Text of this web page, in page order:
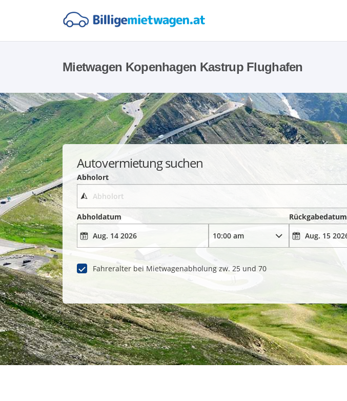
Mietwagen Kopenhagen Kastrup Flughafen
Autovermietung suchen
Abholort
Abholdatum
Rückgabedatum
Fahreralter bei Mietwagenabholung zw. 25 und 70